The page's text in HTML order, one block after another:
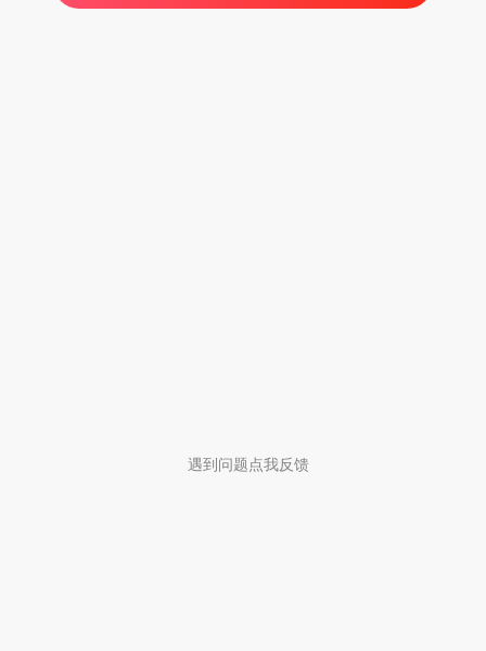
遇到问题点我反馈